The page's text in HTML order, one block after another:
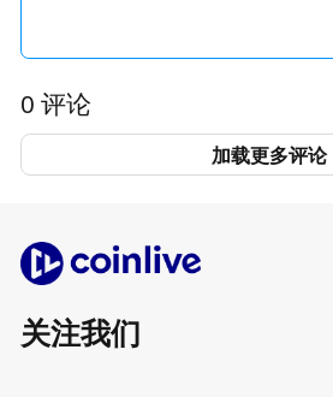
0 评论
加载更多评论
关注我们